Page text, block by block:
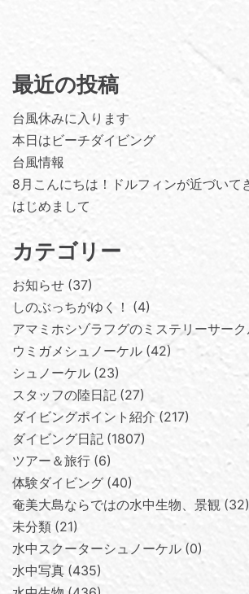
最近の投稿
台風休みに入ります
本日はビーチダイビング
台風情報
8月こんにちは！ドルフィンが近づいて
はじめまして
カテゴリー
お知らせ 37
しのぶっちがゆく！
4
アマミホシゾラフグのミステリーサー
ウミガメシュノーケル 42
シュノーケル 23
スタッフの陸日記 27
ダイビングポイント紹介 217
ダイビング日記 1807
ツアー＆旅行 6
体験ダイビング 40
奄美大島ならではの水中生物、景観 32
未分類 21
水中スクーターシュノーケル 0
水中写真 435